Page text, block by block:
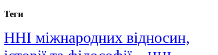
Теги
ННІ міжнародних відносин,